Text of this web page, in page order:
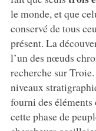
le monde, et que
conservé de tous
présent. La
l’un des nœuds
recherche sur
niveaux
fourni des
cette phase de